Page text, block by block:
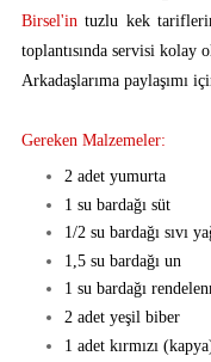
Birsel'in tuzlu kek
toplantısında servisi kolay
Arkadaşlarıma paylaşımı
Gereken Malzemeler:
2 adet yumurta
1 su bardağı süt
1/2 su bardağı sıvı
1,5 su bardağı un
1 su bardağı
2 adet yeşil biber
1 adet kırmızı